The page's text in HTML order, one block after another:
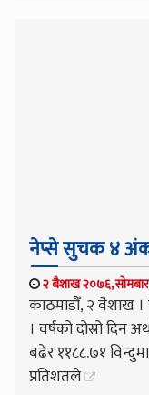
नेप्से सुचक ४
२ बैशाख २०७६,
काठमाडौँ, २ वैशाख
। वर्षको दोस्रो
बढेर ११८८.७१
प्रतिशतले